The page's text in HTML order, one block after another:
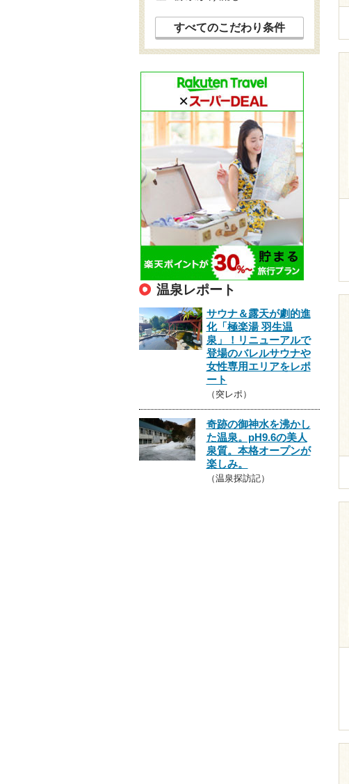
すべてのこだわり条件
温泉レポート
サウナ＆露天が劇的進
化「極楽湯 羽生温
泉」！リニューアルで
登場のバレルサウナや
女性専用エリアをレポ
ート
（突レポ）
奇跡の御神水を沸かし
た温泉。pH9.6の美人
泉質。本格オープンが
楽しみ。
（温泉探訪記）